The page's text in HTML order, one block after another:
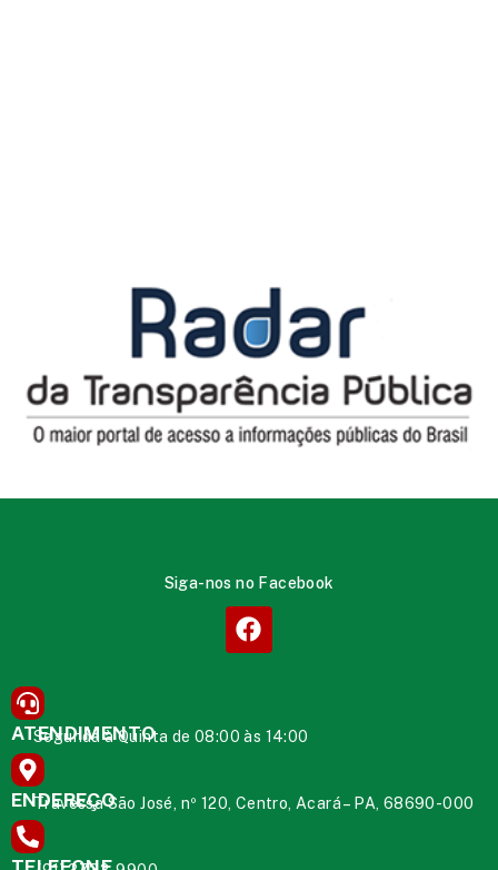
Siga-nos no Facebook
ATENDIMENTO
Segunda à Quinta de 08:00 às 14:00
ENDEREÇO
Travessa São José, nº 120, Centro, Acará – PA, 68690-000